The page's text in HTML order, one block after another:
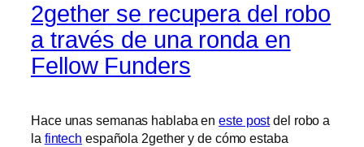
2gether se recupera del robo
a través de una ronda en
Fellow Funders
Hace unas semanas hablaba eneste postdel robo a
la fintech española 2gether y de cómo estaba